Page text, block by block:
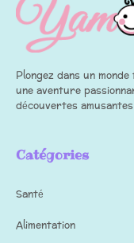
Plongez dans un
une aventure
découvertes
Catégories
Santé
Alimentation